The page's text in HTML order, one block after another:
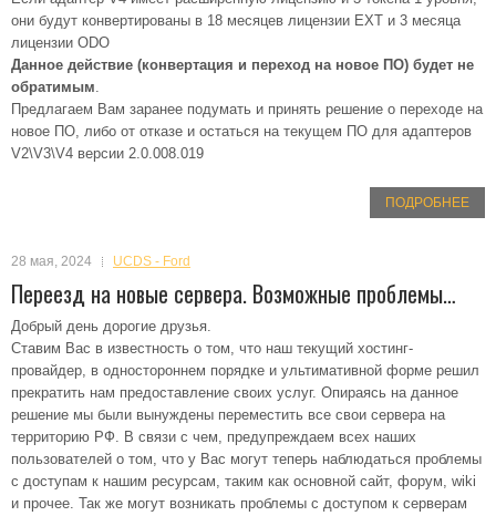
они будут конвертированы в 18 месяцев лицензии EXT и 3 месяца
лицензии ODO
Данное действие (конвертация и переход на новое ПО) будет не
обратимым.
Предлагаем Вам заранее подумать и принять решение о переходе на
новое ПО, либо от отказе и остаться на текущем ПО для адаптеров
V2\V3\V4 версии 2.0.008.019
ПОДРОБНЕЕ
28 мая, 2024 UCDS - Ford
Переезд на новые сервера. Возможные проблемы…
Добрый день дорогие друзья.
Ставим Вас в известность о том, что наш текущий хостинг-
провайдер, в одностороннем порядке и ультимативной форме решил
прекратить нам предоставление своих услуг. Опираясь на данное
решение мы были вынуждены переместить все свои сервера на
территорию РФ. В связи с чем, предупреждаем всех наших
пользователей о том, что у Вас могут теперь наблюдаться проблемы
с доступам к нашим ресурсам, таким как основной сайт, форум, wiki
и прочее. Так же могут возникать проблемы с доступом к серверам